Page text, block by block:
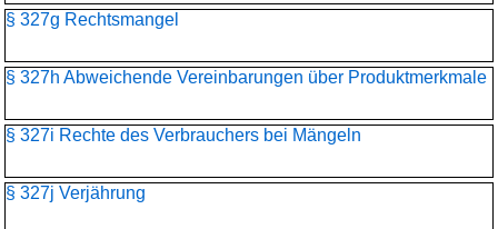
§ 327g Rechtsmangel
§ 327h Abweichende Vereinbarungen über Produktmerkmale
§ 327i Rechte des Verbrauchers bei Mängeln
§ 327j Verjährung